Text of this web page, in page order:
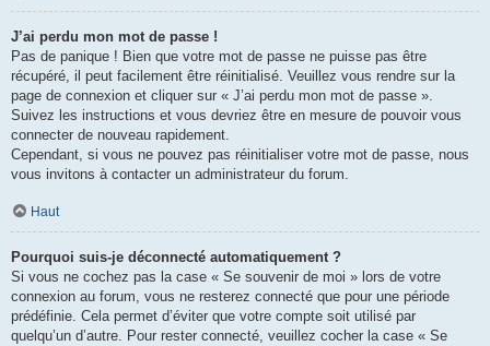
J’ai perdu mon mot de passe !
Pas de panique ! Bien que votre mot de passe ne puisse pas être
récupéré, il peut facilement être réinitialisé. Veuillez vous rendre sur la
page de connexion et cliquer sur « J’ai perdu mon mot de passe ».
Suivez les instructions et vous devriez être en mesure de pouvoir vous
connecter de nouveau rapidement.
Cependant, si vous ne pouvez pas réinitialiser votre mot de passe, nous
vous invitons à contacter un administrateur du forum.
Haut
Pourquoi suis-je déconnecté automatiquement ?
Si vous ne cochez pas la case « Se souvenir de moi » lors de votre
connexion au forum, vous ne resterez connecté que pour une période
prédéfinie. Cela permet d’éviter que votre compte soit utilisé par
quelqu’un d’autre. Pour rester connecté, veuillez cocher la case « Se